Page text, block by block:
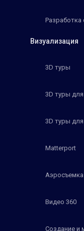
Разработка
Визуализация
3D туры
3D туры
3D туры
Matterport
Аэросъемка
Видео 360
Создание и